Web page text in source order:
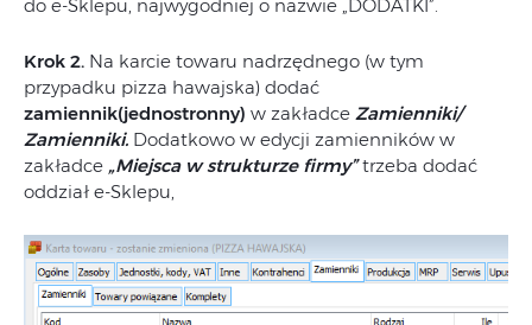
do e-Sklepu, najwygodniej o nazwie „DODATKI”.
Krok 2. Na karcie towaru nadrzędnego (w tym
przypadku pizza hawajska) dodać
zamiennik(jednostronny) w zakładce Zamienniki/
Zamienniki. Dodatkowo w edycji zamienników w
zakładce „Miejsca w strukturze firmy”trzeba dodać
oddział e-Sklepu,